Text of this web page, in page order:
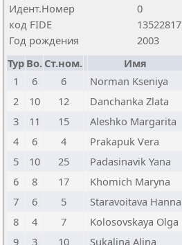
Идент.Номер
0
код FIDE
13522817
Год рождения
2003
Тур Bo. Ст.ном. Имя
1
6 6 Norman Kseniya
2
10 12 Danchanka Zlata
3
11 15 Aleshko Margarita
4
6 4 Prakapuk Vera
5
10 25 Padasinavik Yana
6
8 17 Khomich Maryna
7
6 5 Staravoitava Hanna
8
4 7 Kolosovskaya Olga
9
3 10 Sukalina Alina